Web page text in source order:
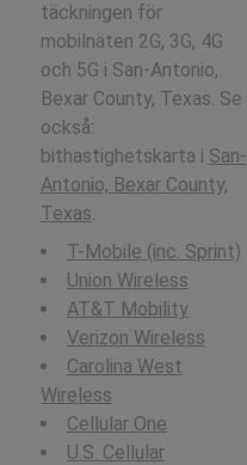
täckningen för
mobilnäten 2G, 3G, 4G
och 5G i San-Antonio,
Bexar County, Texas. Se
också:
bithastighetskarta i San-
Antonio, Bexar County,
Texas.
T-Mobile (inc. Sprint)
Union Wireless
AT&T Mobility
Verizon Wireless
Carolina West
Wireless
Cellular One
U.S. Cellular